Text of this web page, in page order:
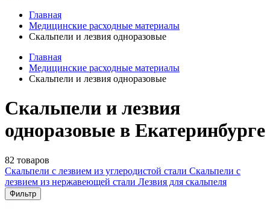
Главная
Медицинские расходные материалы
Скальпели и лезвия одноразовые
Главная
Медицинские расходные материалы
Скальпели и лезвия одноразовые
Скальпели и лезвия
одноразовые в Екатеринбурге
82 товаров
Скальпели с лезвием из углеродистой стали Скальпели с
лезвием из нержавеющей стали Лезвия для скальпеля
Фильтр